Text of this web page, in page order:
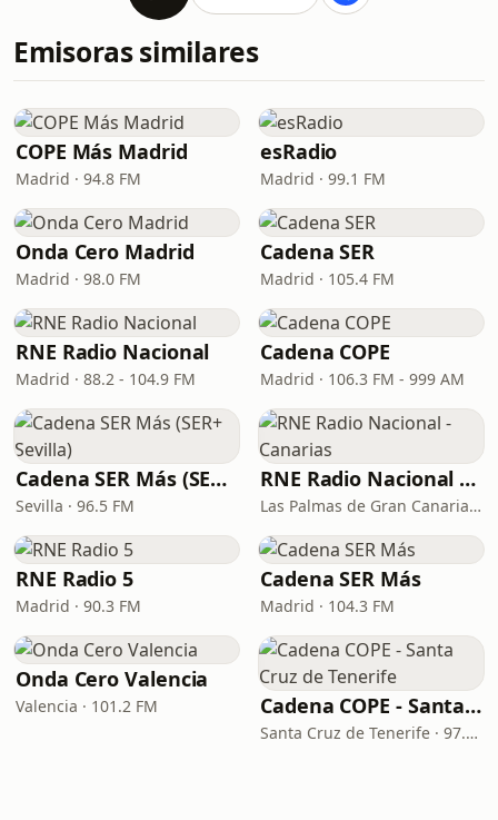
Emisoras similares
COPE Más Madrid
Madrid · 94.8 FM
esRadio
Madrid · 99.1 FM
Onda Cero Madrid
Madrid · 98.0 FM
Cadena SER
Madrid · 105.4 FM
RNE Radio Nacional
Madrid · 88.2 - 104.9 FM
Cadena COPE
Madrid · 106.3 FM - 999 AM
Cadena SER Más (SER+ Sevilla)
Sevilla · 96.5 FM
RNE Radio Nacional - Canarias
Las Palmas de Gran Canaria · 92.8 FM
RNE Radio 5
Madrid · 90.3 FM
Cadena SER Más
Madrid · 104.3 FM
Onda Cero Valencia
Valencia · 101.2 FM Cadena COPE - Santa Cruz de Tenerife
Santa Cruz de Tenerife · 97.1 FM - 882 AM